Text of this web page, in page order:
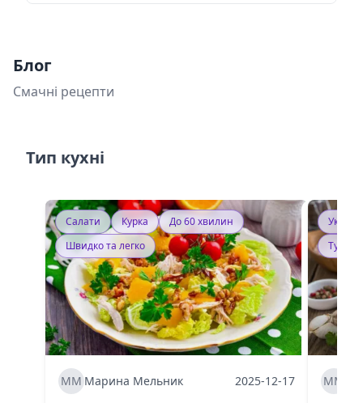
Блог
Смачні рецепти
Тип кухні
Салати Курка
До 60 хвилин
Швидко та легко
ММ Марина Мельник 2025-12-17 ММ